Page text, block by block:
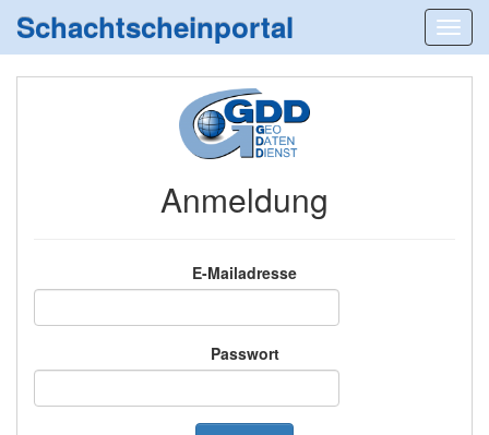
Schachtscheinportal
Anmeldung
E-Mailadresse
Passwort